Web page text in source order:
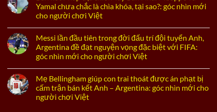
Yamal chưa chắc là chìa khóa, tại sao?: góc nhìn mới
cho người chơi Việt
Messi lần đầu tiên trong đời đấu trí đội tuyển Anh,
Argentina đề đạt nguyện vọng đặc biệt với FIFA:
góc nhìn mới cho người chơi Việt
Mẹ Bellingham giúp con trai thoát được án phạt bị
cấm trận bán kết Anh – Argentina: góc nhìn mới cho
người chơi Việt